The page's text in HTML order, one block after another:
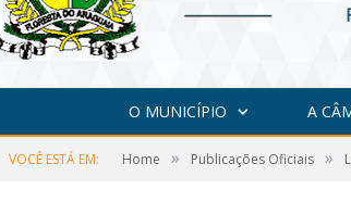
O MUNICÍPIO A
VOCÊ ESTÁ EM: Home » Publicações Oficiais »